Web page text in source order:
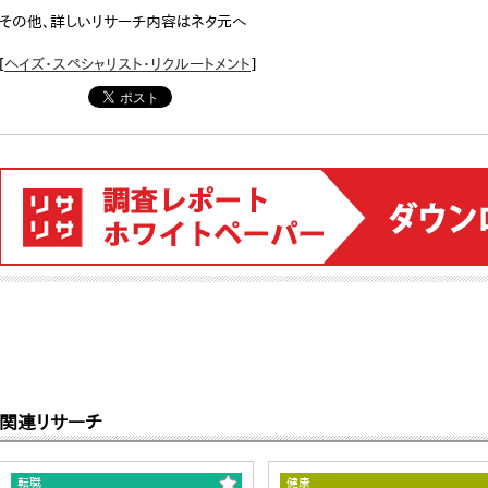
その他、詳しいリサーチ内容はネタ元へ
[ヘイズ・スペシャリスト・リクルートメント]
関連リサーチ
転職 健康